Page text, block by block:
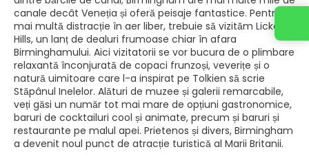
canale decât Veneția și oferă peisaje fantastice. Pentru
mai multă distracție în aer liber, trebuie să vizităm Lickey
Hills, un lanț de dealuri frumoase chiar în afara
Birminghamului. Aici vizitatorii se vor bucura de o plimbare
relaxantă înconjurată de copaci frunzoși, veverițe și o
natură uimitoare care l-a inspirat pe Tolkien să scrie
Stăpânul Inelelor. Alături de muzee și galerii remarcabile,
veți găsi un număr tot mai mare de opțiuni gastronomice,
baruri de cocktailuri cool și animate, precum și baruri și
restaurante pe malul apei. Prietenos și divers, Birmingham
a devenit noul punct de atracție turistică al Marii Britanii.